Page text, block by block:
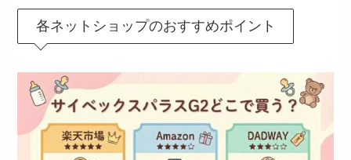
各ネットショップのおすすめポイント